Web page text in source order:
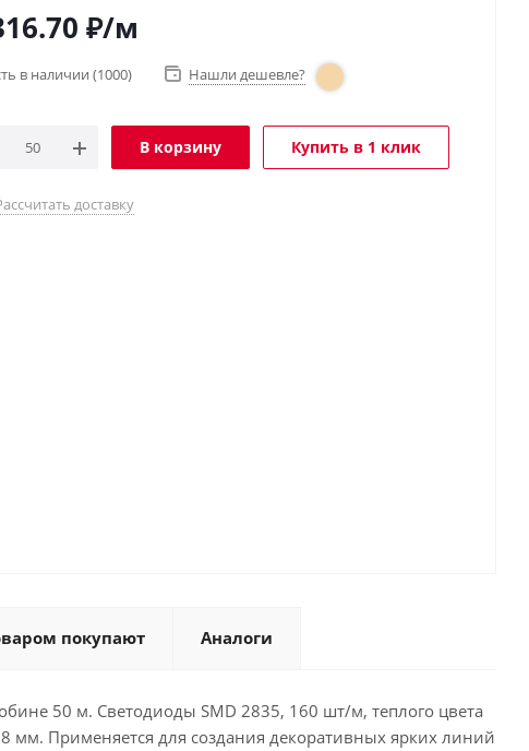
₽/м
в наличии (1000) Нашли дешевле?
В корзину Купить в 1 клик
доставку
покупают Аналоги
50 м. Светодиоды SMD 2835, 160 шт/м, теплого цвета
Применяется для создания декоративных ярких линий